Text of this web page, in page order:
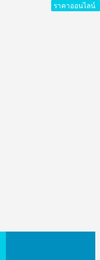
ราคาออนไลน์
ราคาออนไลน์
ราคาออนไลน์
ราคาออนไลน์
ราคาออนไลน์
ราคาออนไลน์